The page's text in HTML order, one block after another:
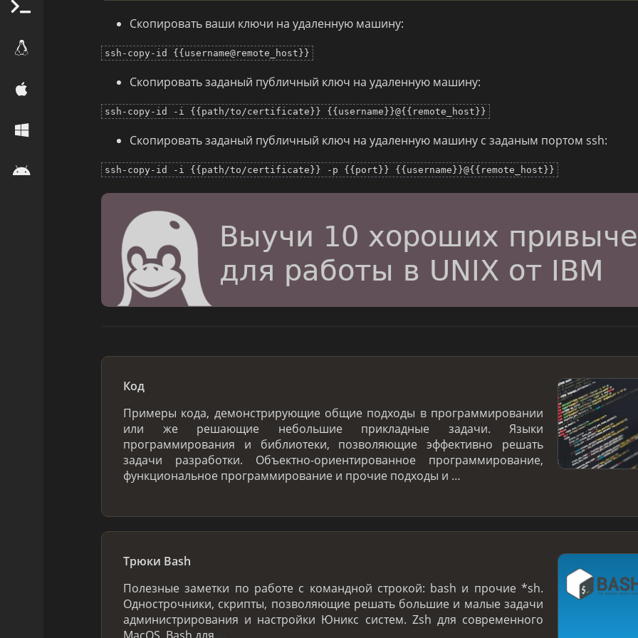
Скопировать ваши ключи на удаленную машину:
ssh-copy-id {{username@remote_host}}
Скопировать заданый публичный ключ на удаленную машину:
ssh-copy-id -i {{path/to/certificate}} {{username}}@{{remote_host}}
Скопировать заданый публичный ключ на удаленную машину с заданым портом ssh:
ssh-copy-id -i {{path/to/certificate}} -p {{port}} {{username}}@{{remote_host}}
Код
Примеры кода, демонстрирующие общие подходы в программировании
или же решающие небольшие прикладные задачи. Языки
программирования и библиотеки, позволяющие эффективно решать
задачи разработки. Объектно-ориентированное программирование,
функциональное программирование и прочие подходы и …
Трюки Bash
Полезные заметки по работе с командной строкой: bash и прочие *sh.
Однострочники, скрипты, позволяющие решать большие и малые задачи
администрирования и настройки Юникс систем. Zsh для современного